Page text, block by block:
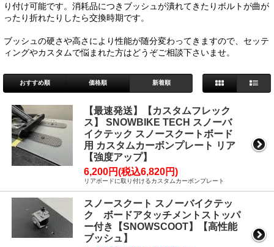
り付け可能です。消耗品につきブッシュが潰れてきたりボルトが曲が
ったり折れたりしたら交換時期です。
ブッシュの硬さや高さにより性能が随分変わってきますので、セッテ
ィングやカスタムで悩まれた方はどうぞご相談下さいませ。
おすすめ順 価格順 新着順
【最速発送】【カスタムフレック
ス】 SNOWBIKE TECH スノーバ
イクテック スノースクートボード
用 カスタムカーボンプレート リア
【強度アップ】
6,200円(税込6,820円)
リアボードに取り付けるカスタムカーボンプレート
スノースクート スノーバイクテッ
ク ボードアタッチメントストッパ
ー付き【SNOWSCOOT】【高性能
ブッシュ】